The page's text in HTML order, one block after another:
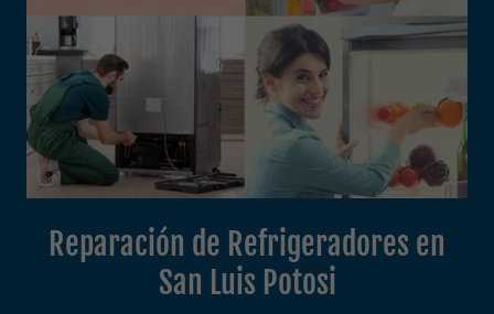
Reparación de Refrigeradores en
San Luis Potosi